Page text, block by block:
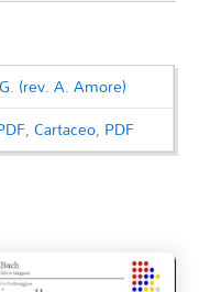
(rev. A. Amore)
,Cartaceo, PDF